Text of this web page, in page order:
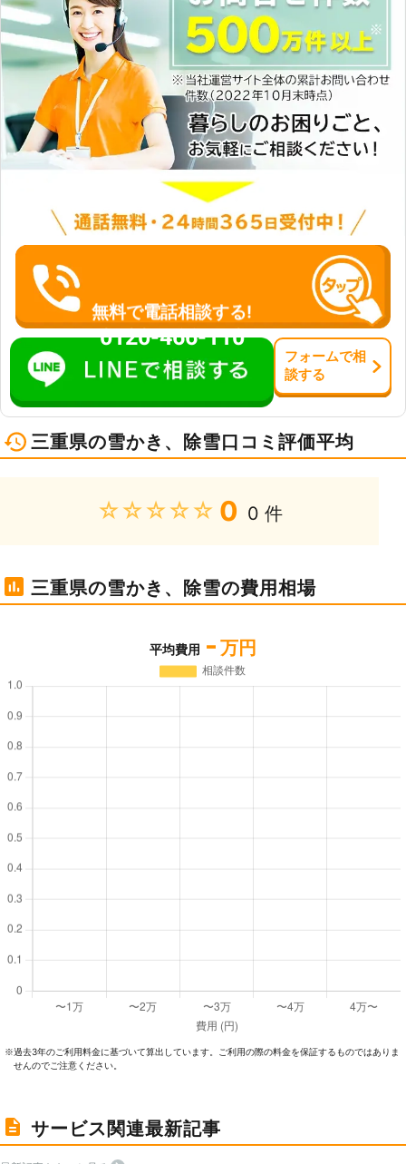
無料で電話相談する!
0120-466-110
フォームで相
談する
三重県の雪かき、除雪口コミ評価平均
★★★★★ 0 0 件
三重県の雪かき、除雪の費用相場
平均費用 - 万円
※過去3年のご利⽤料⾦に基づいて算出しています。ご利⽤の際の料⾦を保証するものではありま
せんのでご注意ください。
サービス関連最新記事